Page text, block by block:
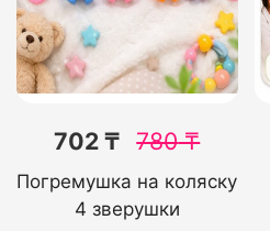
702 ₸ 780₸
Погремушка на коляску
4 зверушки